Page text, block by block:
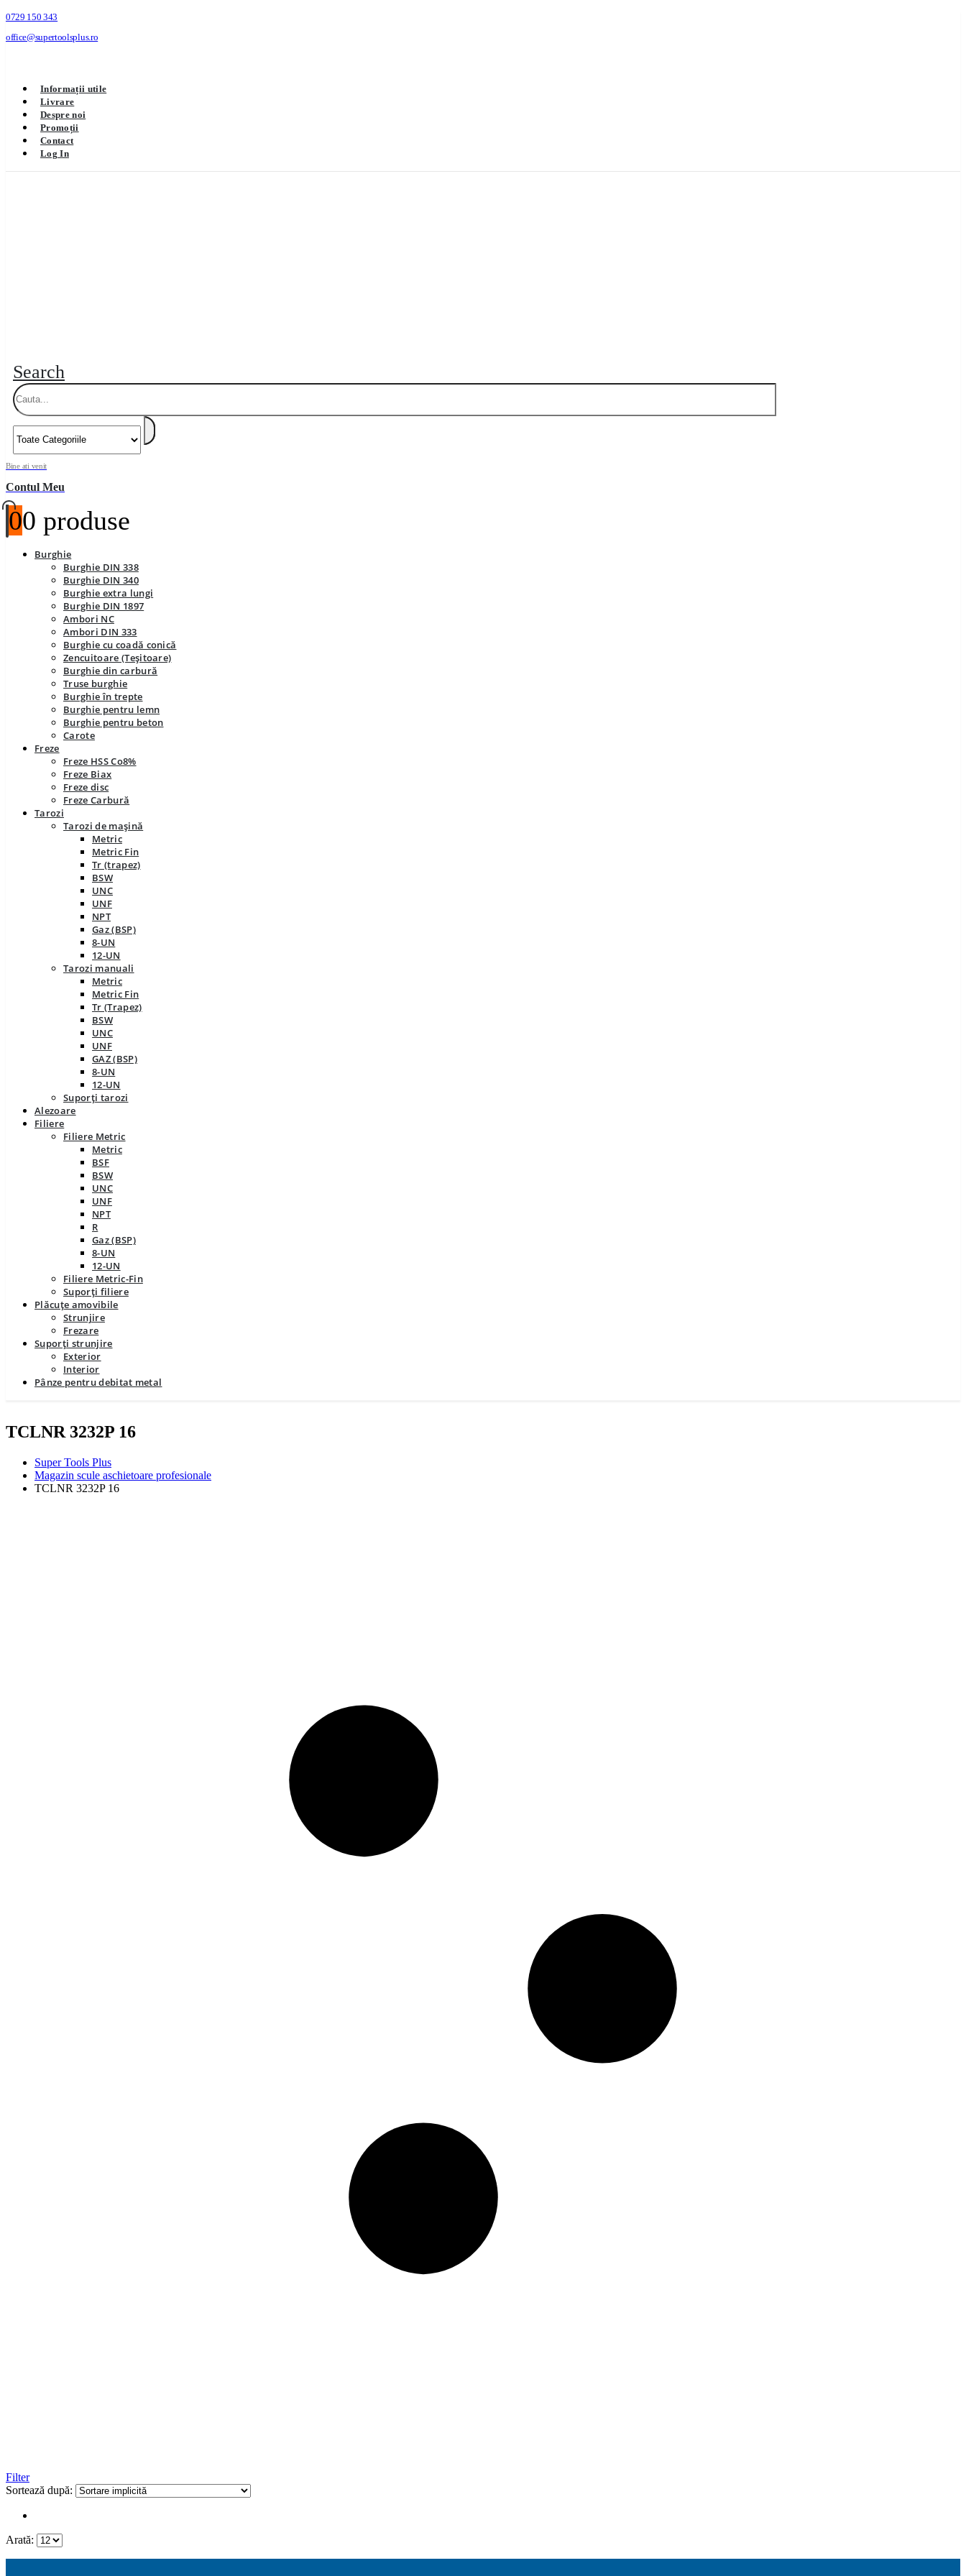
0729 150 343
office@supertoolsplus.ro
Informații utile
Livrare
Despre noi
Promoții
Contact
Log In
Search
Bine ati venit
Contul Meu
00 produse
Burghie
Burghie DIN 338
Burghie DIN 340
Burghie extra lungi
Burghie DIN 1897
Ambori NC
Ambori DIN 333
Burghie cu coadă conică
Zencuitoare (Teșitoare)
Burghie din carbură
Truse burghie
Burghie în trepte
Burghie pentru lemn
Burghie pentru beton
Carote
Freze
Freze HSS Co8%
Freze Biax
Freze disc
Freze Carbură
Tarozi
Tarozi de mașină
Metric
Metric Fin
Tr (trapez)
BSW
UNC
UNF
NPT
Gaz (BSP)
8-UN
12-UN
Tarozi manuali
Metric
Metric Fin
Tr (Trapez)
BSW
UNC
UNF
GAZ (BSP)
8-UN
12-UN
Suporți tarozi
Alezoare
Filiere
Filiere Metric
Metric
BSF
BSW
UNC
UNF
NPT
R
Gaz (BSP)
8-UN
12-UN
Filiere Metric-Fin
Suporți filiere
Plăcuțe amovibile
Strunjire
Frezare
Suporți strunjire
Exterior
Interior
Pânze pentru debitat metal
TCLNR 3232P 16
Super Tools Plus
Magazin scule aschietoare profesionale
TCLNR 3232P 16
Filter
Sortează după:
Arată: